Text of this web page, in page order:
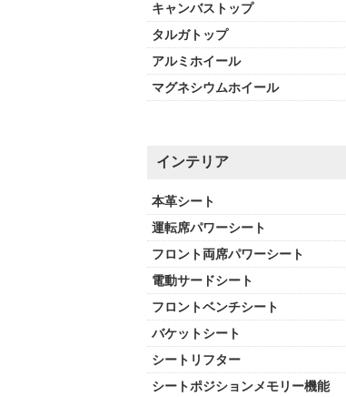
キャンバストップ
タルガトップ
アルミホイール
マグネシウムホイール
インテリア
本革シート
運転席パワーシート
フロント両席パワーシート
電動サードシート
フロントベンチシート
バケットシート
シートリフター
シートポジションメモリー機能